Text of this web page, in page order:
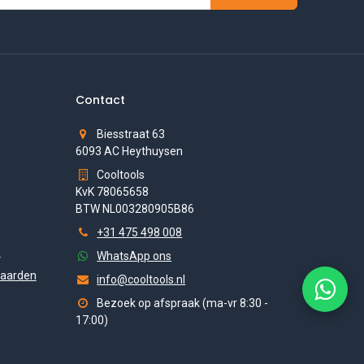
Contact
Biesstraat 63
6093 AC Heythuysen
Cooltools
KvK 78065658
BTW NL003280905B86
+31 475 498 008
WhatsApp ons
info@cooltools.nl
Bezoek op afspraak (ma-vr 8:30 -
17:00)